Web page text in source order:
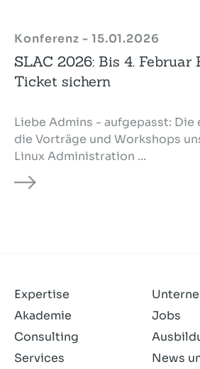
Konferenz - 15.01.2026
SLAC 2026: Bis 4.
Ticket sichern
Liebe Admins - aufgepasst: Die
die Vorträge und Workshops
Linux Administra­tion ...
Expertise
Akademie
Consulting
Services
Jobs
News